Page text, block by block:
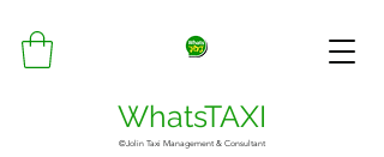
WhatsTAXI
©Jolin Taxi Management & Consultant